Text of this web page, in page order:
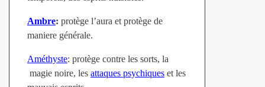
Ambre: protège l’aura et protège de
maniere générale.
Améthyste: protège contre les sorts, la
magie noire, les attaques psychiqueset les